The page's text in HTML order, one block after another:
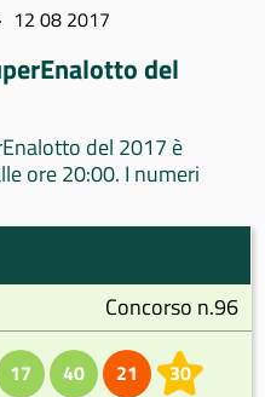
12 08 2017
del
del 2017 è
ore 20:00. I numeri
Concorso n.96
17 40 21 30